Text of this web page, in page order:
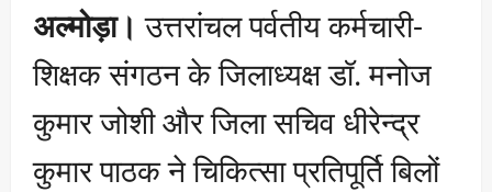
अल्मोड़ा। उत्तरांचल पर्वतीय कर्मचारी-
शिक्षक संगठन के जिलाध्यक्ष डॉ. मनोज
कुमार जोशी और जिला सचिव धीरेन्द्र
कुमार पाठक ने चिकित्सा प्रतिपूर्ति बिलों